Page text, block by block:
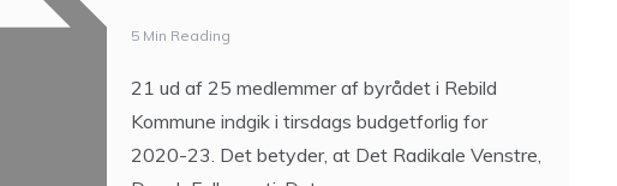
5 Min Reading
21 ud af 25 medlemmer af byrådet i Rebild
Kommune indgik i tirsdags budgetforlig for
2020-23. Det betyder, at Det Radikale Venstre,